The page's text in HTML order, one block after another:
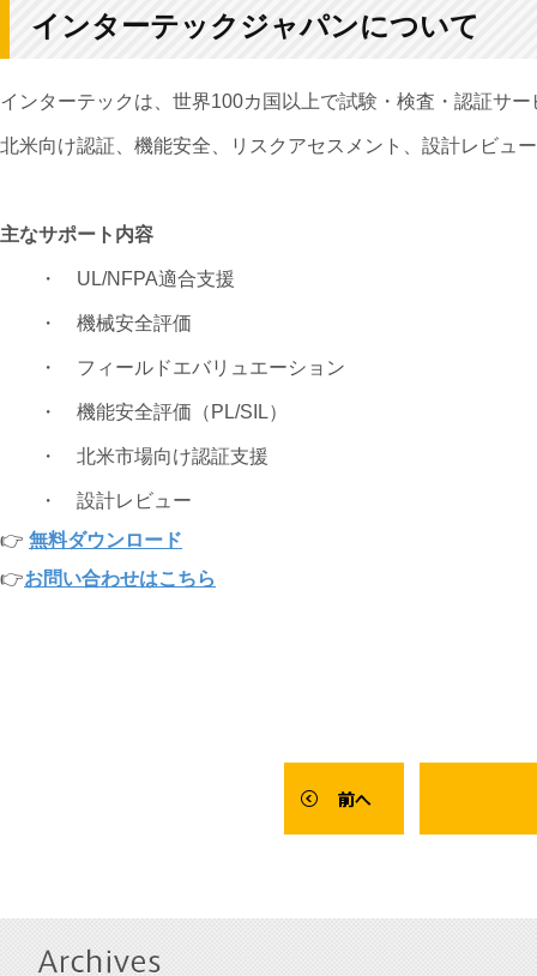
インターテックジャパンについて
インターテックは、世界100カ国以上で試験・検査・認証サ
北米向け認証、機能安全、リスクアセスメント、設計レビュ
主なサポート内容
・ UL/NFPA適合支援
・ 機械安全評価
・ フィールドエバリュエーション
・ 機能安全評価（PL/SIL）
・ 北米市場向け認証支援
・ 設計レビュー
👉 無料ダウンロード
👉お問い合わせはこちら